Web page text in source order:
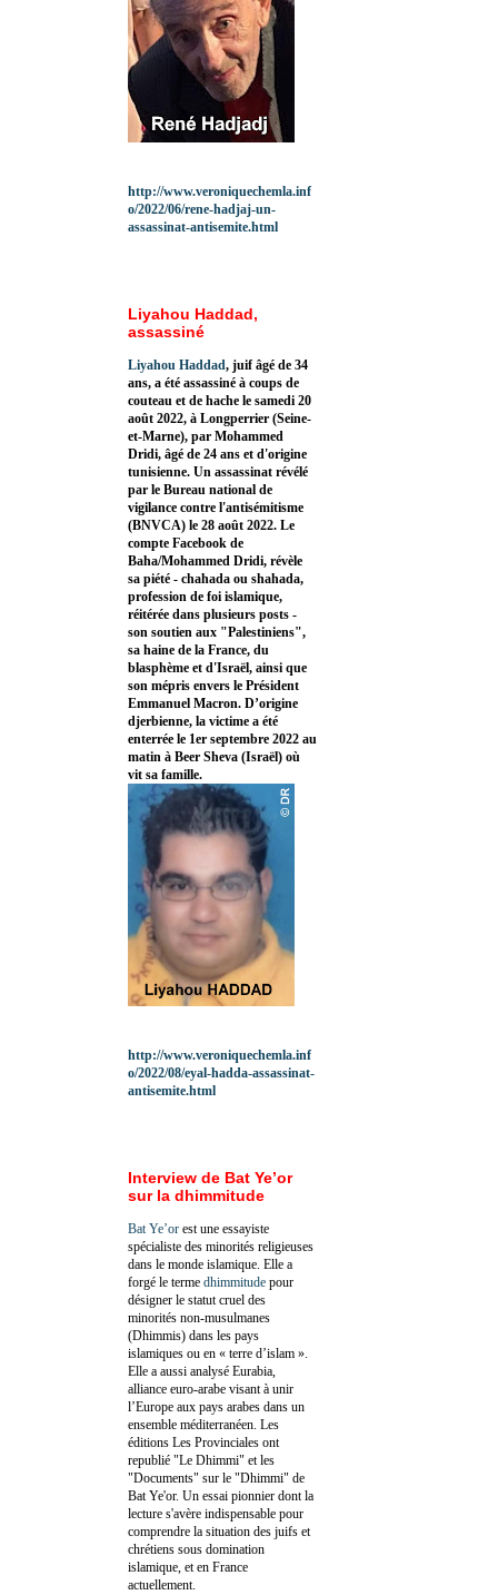
http://www.veroniquechemla.inf
o/2022/06/rene-hadjaj-un-
assassinat-antisemite.html
Liyahou Haddad,
assassiné
Liyahou Haddad, juif âgé de 34
ans, a été assassiné à coups de
couteau et de hache le samedi 20
août 2022, à Longperrier (Seine-
et-Marne), par Mohammed
Dridi, âgé de 24 ans et d'origine
tunisienne. Un assassinat révélé
par le Bureau national de
vigilance contre l'antisémitisme
(BNVCA) le 28 août 2022. Le
compte Facebook de
Baha/Mohammed Dridi, révèle
sa piété - chahada ou shahada,
profession de foi islamique,
réitérée dans plusieurs posts -
son soutien aux "Palestiniens",
sa haine de la France, du
blasphème et d'Israël, ainsi que
son mépris envers le Président
Emmanuel Macron. D’origine
djerbienne, la victime a été
enterrée le 1er septembre 2022 au
matin à Beer Sheva (Israël) où
vit sa famille.
http://www.veroniquechemla.inf
o/2022/08/eyal-hadda-assassinat-
antisemite.html
Interview de Bat Ye’or
sur la dhimmitude
Bat Ye’or est une essayiste
spécialiste des minorités religieuses
dans le monde islamique. Elle a
forgé le terme dhimmitude pour
désigner le statut cruel des
minorités non-musulmanes
(Dhimmis) dans les pays
islamiques ou en « terre d’islam ».
Elle a aussi analysé Eurabia,
alliance euro-arabe visant à unir
l’Europe aux pays arabes dans un
ensemble méditerranéen. Les
éditions Les Provinciales ont
republié "Le Dhimmi" et les
"Documents" sur le "Dhimmi" de
Bat Ye'or. Un essai pionnier dont la
lecture s'avère indispensable pour
comprendre la situation des juifs et
chrétiens sous domination
islamique, et en France
actuellement.